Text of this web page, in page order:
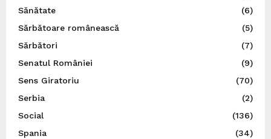
Sănătate
(6)
Sărbătoare românească
(5)
Sărbători
(7)
Senatul României
(9)
Sens Giratoriu
(70)
Serbia
(2)
Social
(136)
Spania
(34)